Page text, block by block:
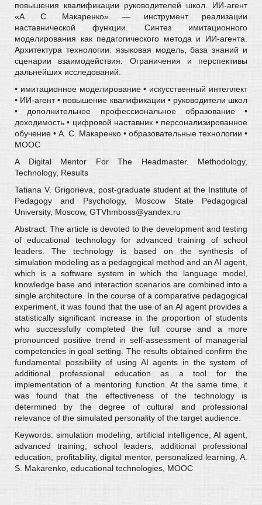
повышения квалификации руководителей школ. ИИ-агент
«А. С. Макаренко» — инструмент реализации
наставнической функции. Синтез имитационного
моделирования как педагогического метода и ИИ-агента.
Архитектура технологии: языковая модель, база знаний и
сценарии взаимодействия. Ограничения и перспективы
дальнейших исследований.
• имитационное моделирование • искусственный интеллект
• ИИ-агент • повышение квалификации • руководители школ
• дополнительное профессиональное образование •
доходимость • цифровой наставник • персонализированное
обучение • А. С. Макаренко • образовательные технологии •
MOOC
A Digital Mentor For The Headmaster. Methodology,
Technology, Results
Tatiana V. Grigorieva, post-graduate student at the Institute of
Pedagogy and Psychology, Moscow State Pedagogical
University, Moscow, GTVhmboss@yandex.ru
Abstract: The article is devoted to the development and testing
of educational technology for advanced training of school
leaders. The technology is based on the synthesis of
simulation modeling as a pedagogical method and an AI agent,
which is a software system in which the language model,
knowledge base and interaction scenarios are combined into a
single architecture. In the course of a comparative pedagogical
experiment, it was found that the use of an AI agent provides a
statistically significant increase in the proportion of students
who successfully completed the full course and a more
pronounced positive trend in self-assessment of managerial
competencies in goal setting. The results obtained confirm the
fundamental possibility of using AI agents in the system of
additional professional education as a tool for the
implementation of a mentoring function. At the same time, it
was found that the effectiveness of the technology is
determined by the degree of cultural and professional
relevance of the simulated personality of the target audience.
Keywords: simulation modeling, artificial intelligence, AI agent,
advanced training, school leaders, additional professional
education, profitability, digital mentor, personalized learning, A.
S. Makarenko, educational technologies, MOOC